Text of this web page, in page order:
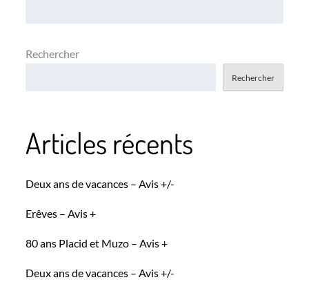
Rechercher
Rechercher
Articles récents
Deux ans de vacances – Avis +/-
Erêves – Avis +
80 ans Placid et Muzo – Avis +
Deux ans de vacances – Avis +/-